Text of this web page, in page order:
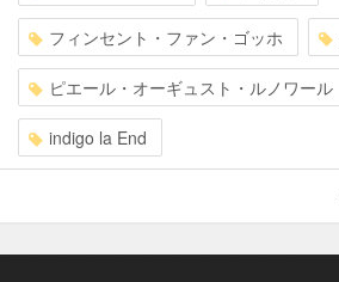
フィンセント・ファン・ゴッホ
ピエール・オーギュスト・ルノワール
indigo la End